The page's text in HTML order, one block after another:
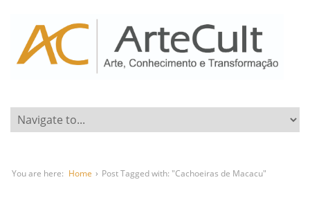
You are here: Home › Post Tagged with: "Cachoeiras de Macacu"